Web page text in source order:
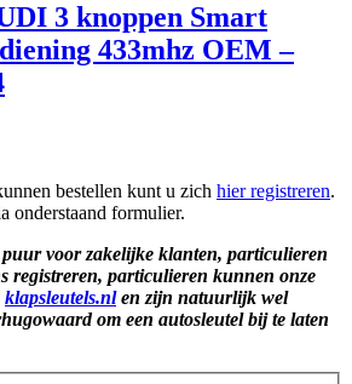
3 knoppen Smart
433mhz OEM –
bestellen kunt u zich hier registreren.
onderstaand formulier.
voor zakelijke klanten, particulieren
registreren, particulieren kunnen onze
klapsleutels.nlen zijn natuurlijk wel
om een autosleutel bij te laten